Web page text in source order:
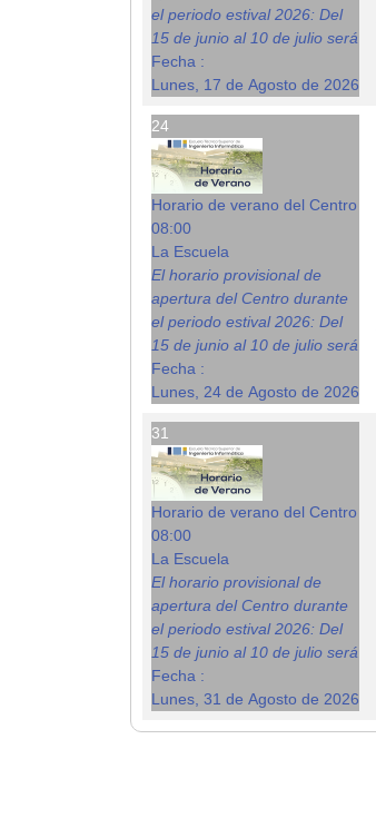
el periodo estival 2026: Del
15 de junio al 10 de julio será
Fecha :
Lunes, 17 de Agosto de 2026
24
Horario de verano del Centro
08:00
La Escuela
El horario provisional de
apertura del Centro durante
el periodo estival 2026: Del
15 de junio al 10 de julio será
Fecha :
Lunes, 24 de Agosto de 2026
31
Horario de verano del Centro
08:00
La Escuela
El horario provisional de
apertura del Centro durante
el periodo estival 2026: Del
15 de junio al 10 de julio será
Fecha :
Lunes, 31 de Agosto de 2026